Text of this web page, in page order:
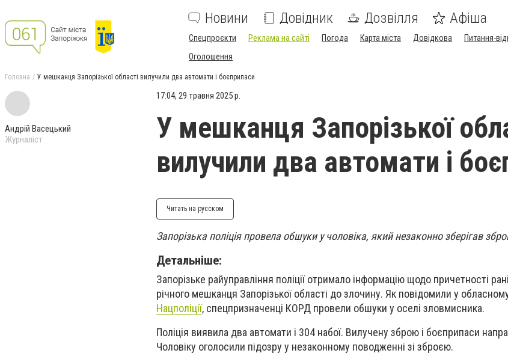
Новини Довідник Дозвілля Афіша
Спецпроєкти Реклама на сайті Погода Карта міста Довідкова Питання-
Оголошення
Головна У мешканця Запорізької області вилучили два автомати і боєприпаси
Андрій Васецький
Журналіст
17:04, 29 травня 2025 р.
У мешканця Запорізької
вилучили два автомати і
Читать на русском
Запорізька поліція провела обшуки у чоловіка, який незаконно зберігав
Детальніше:
Запорізьке райуправління поліції отримало інформацію щодо причетності
річного мешканця Запорізької області до злочину. Як повідомили у
Нацполіції, спецпризначенці КОРД провели обшуки у оселі зловмисника.
Поліція виявила два автомати і 304 набої. Вилучену зброю і боєприпаси
Чоловіку оголосили підозру у незаконному поводженні зі зброєю.